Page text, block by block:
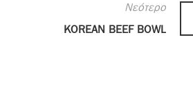
Νεότερο
KOREAN BEEF BOWL